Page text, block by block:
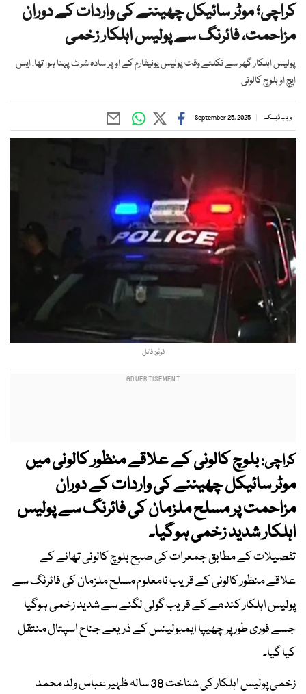
کراچی؛ موٹر سائیکل چھیننے کی واردات کے دوران
مزاحمت، فائرنگ سے پولیس اہلکار زخمی
پولیس اہلکار گھر سے نکلتے وقت پولیس یونیفارم کے اوپر سادہ شرٹ پہنا ہوا تھا، ایس
ایچ او بلوچ کالونی
ویب ڈیسک September 25, 2025
فوٹو: فائل
کراچی:بلوچ کالونی کے علاقے منظور کالونی میں
موٹر سائیکل چھیننے کی واردات کے دوران
مزاحمت پر مسلح ملزمان کی فائرنگ سے پولیس
اہلکار شدید زخمی ہوگیا۔
تفصیلات کے مطابق جمعرات کی صبح بلوچ کالونی تھانے کے
علاقے منظور کالونی کے قریب نامعلوم مسلح ملزمان کی فائرنگ سے
پولیس اہلکار کندھے کے قریب گولی لگنے سے شدید زخمی ہوگیا
جسے فوری طور پر چھیپا ایمبولینس کے ذریعے جناح اسپتال منتقل
کیا گیا۔
زخمی پولیس اہلکار کی شناخت 38 سالہ ظہیر عباس ولد محمد